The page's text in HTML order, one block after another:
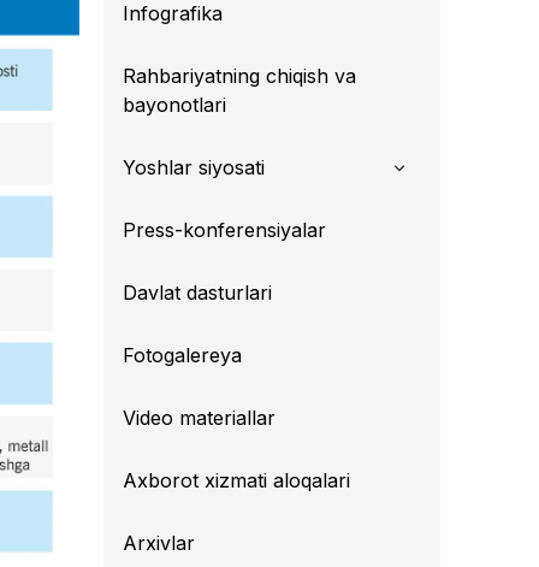
Infografika
Rahbariyatning chiqish va
bayonotlari
Yoshlar siyosati
Press-konferensiyalar
Davlat dasturlari
Fotogalereya
Video materiallar
Axborot xizmati aloqalari
Arxivlar